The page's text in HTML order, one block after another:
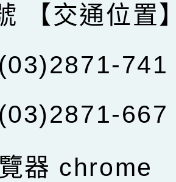
【交通位置
741
667
器 chrome